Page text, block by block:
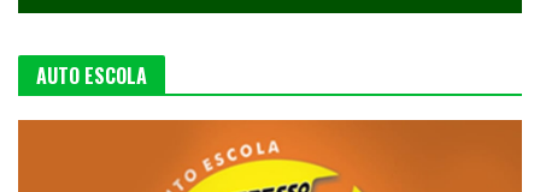
AUTO ESCOLA